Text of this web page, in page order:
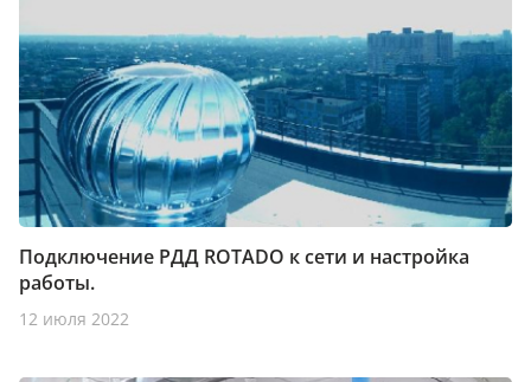
Подключение РДД ROTADO к сети и настройка
работы.
12 июля 2022